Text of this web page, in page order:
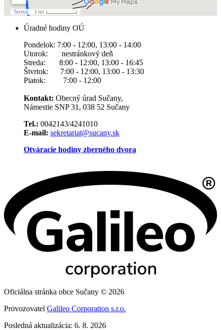
Úradné hodiny OÚ
Pondelok: 7:00 - 12:00, 13:00 - 14:00
Utorok: nestránkový deň
Streda: 8:00 - 12:00, 13:00 - 16:45
Štvrtok: 7:00 - 12:00, 13:00 - 13:30
Piatok: 7:00 - 12:00
Kontakt: Obecný úrad Sučany,
Námestie SNP 31, 038 52 Sučany
Tel.: 0042143/4241010
E-mail: sekretariat@sucany.sk
Otváracie hodiny zberného dvora
Oficiálna stránka obce Sučany © 2026
Provozovatel Galileo Corporation s.r.o.
Posledná aktualizácia: 6. 8. 2026